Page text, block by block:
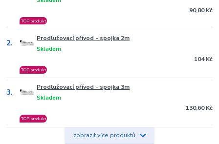
TOP produkt
90,80 Kč
2. Prodlužovací přívod - spojka 2m
Skladem
TOP produkt
104 Kč
3. Prodlužovací přívod - spojka 3m
Skladem
TOP produkt
130,60 Kč
zobrazit více produktů